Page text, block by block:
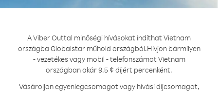
A Viber Outtal minőségi hívásokat indíthat Vietnam
országba Globalstar műhold országból.Hívjon bármilyen
- vezetékes vagy mobil - telefonszámot Vietnam
országban akár 9.5 ¢ díjért percenként.
Vásároljon egyenlegcsomagot vagy hívási díjcsomagot,